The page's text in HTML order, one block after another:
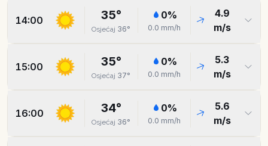
14:00 35°
Osjećaj 36°
0%
0.0 mm/h
4.9
m/s
15:00 35°
Osjećaj 37°
0%
0.0 mm/h
5.3
m/s
16:00 34°
Osjećaj 36°
0%
0.0 mm/h
5.6
m/s